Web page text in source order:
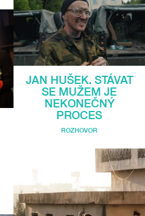
JAN HUŠEK. STÁVAT
SE MUŽEM JE
NEKONEČNÝ
PROCES
ROZHOVOR